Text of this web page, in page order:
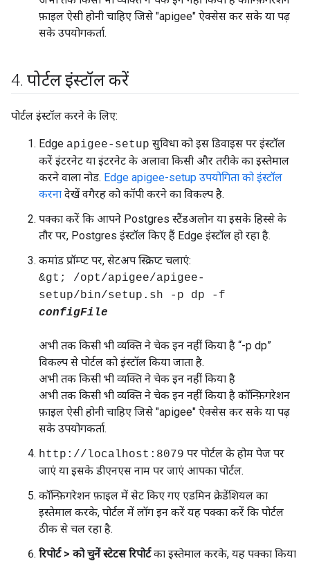
फ़ाइल ऐसी होनी चाहिए जिसे "apigee" ऐक्सेस कर सके या पढ़
सके उपयोगकर्ता.
4. पोर्टल इंस्टॉल करें
पोर्टल इंस्टॉल करने के लिए:
Edge apigee-setup सुविधा को इस डिवाइस पर इंस्टॉल
करें इंटरनेट या इंटरनेट के अलावा किसी और तरीके का इस्तेमाल
करने वाला नोड. Edge apigee-setup उपयोगिता को इंस्टॉल
करना देखें वगैरह को कॉपी करने का विकल्प है.
पक्का करें कि आपने Postgres स्टैंडअलोन या इसके हिस्से के
तौर पर, Postgres इंस्टॉल किए हैं Edge इंस्टॉल हो रहा है.
कमांड प्रॉम्प्ट पर, सेटअप स्क्रिप्ट चलाएं:
&gt; /opt/apigee/apigee-
setup/bin/setup.sh -p dp -f
configFile
अभी तक किसी भी व्यक्ति ने चेक इन नहीं किया है “-p dp”
विकल्प से पोर्टल को इंस्टॉल किया जाता है.
अभी तक किसी भी व्यक्ति ने चेक इन नहीं किया है
अभी तक किसी भी व्यक्ति ने चेक इन नहीं किया है कॉन्फ़िगरेशन
फ़ाइल ऐसी होनी चाहिए जिसे "apigee" ऐक्सेस कर सके या पढ़
सके उपयोगकर्ता.
http://localhost:8079 पर पोर्टल के होम पेज पर
जाएं या इसके डीएनएस नाम पर जाएं आपका पोर्टल.
कॉन्फ़िगरेशन फ़ाइल में सेट किए गए एडमिन क्रेडेंशियल का
इस्तेमाल करके, पोर्टल में लॉग इन करें यह पक्का करें कि पोर्टल
ठीक से चल रहा है.
रिपोर्ट > को चुनें स्टेटस रिपोर्टका इस्तेमाल करके, यह पक्का किया